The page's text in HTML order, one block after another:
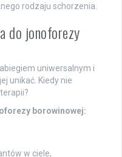
rodzaju schorzenia.
do jonoforezy
uniwersalnym i
unikać. Kiedy nie
borowinowej:
w ciele,